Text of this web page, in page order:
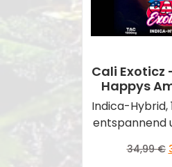
Cali Exoticz
Happys
Indica-Hybrid,
entspannend
34,99€